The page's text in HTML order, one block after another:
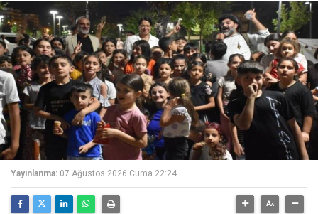
Yayınlanma: 07 Ağustos 2026 Cuma 22:24